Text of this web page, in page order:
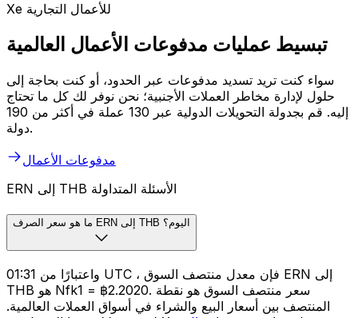
Xe للأعمال التجارية
تبسيط عمليات مدفوعات الأعمال العالمية
سواء كنت تريد تسديد مدفوعات عبر الحدود، أو كنت بحاجة إلى
حلول لإدارة مخاطر العملات الأجنبية؛ نحن نوفر لك كل ما تحتاج
إليه. قم بجدولة التحويلات الدولية عبر 130 عملة في أكثر من 190
دولة.
مدفوعات الأعمال
ERN إلى THB الأسئلة المتداولة
ما هو سعر الصرف ERN إلى THB اليوم؟
واعتبارًا من 01:31 UTC ، فإن معدل منتصف السوق ERN إلى
THB هو Nfk1 = ฿2.2020. سعر منتصف السوق هو نقطة
المنتصف بين أسعار البيع والشراء في أسواق العملات العالمية.